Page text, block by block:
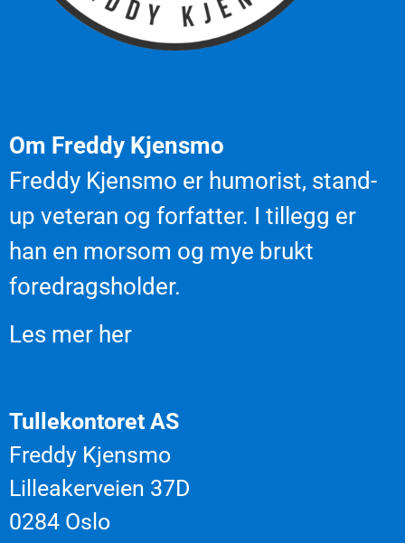
Om Freddy Kjensmo
Freddy Kjensmo er humorist, stand-
up veteran og forfatter. I tillegg er
han en morsom og mye brukt
foredragsholder.
Les mer her
Tullekontoret AS
Freddy Kjensmo
Lilleakerveien 37D
0284 Oslo